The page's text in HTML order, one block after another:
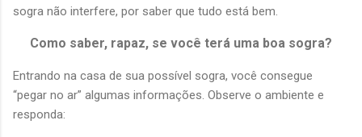
sogra não interfere, por saber que tudo está bem.
Como saber, rapaz, se você terá uma boa sogra?
Entrando na casa de sua possível sogra, você consegue
“pegar no ar” algumas informações. Observe o ambiente e
responda: